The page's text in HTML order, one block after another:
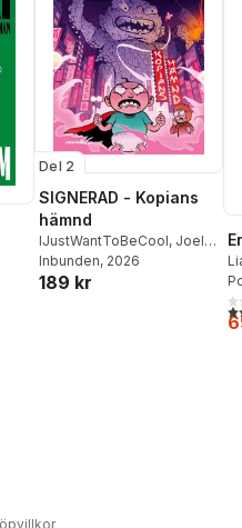
Del 2
SIGNERAD - Kopians
hämnd
IJustWantToBeCool, Joel
Adolphson,Emil Ejdemo
Beer ,Victor Beer
Inbunden, 2026
189 kr